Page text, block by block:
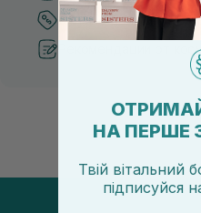
Лучшие цены и топ
Рекомендации от
НА ПЕРШЕ
Твій вітальний
підписуйся